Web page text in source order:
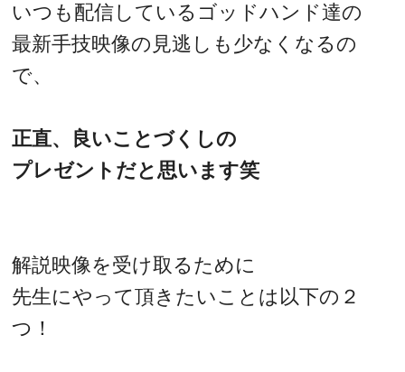
いつも配信しているゴッドハンド達の
最新手技映像の見逃しも少なくなるの
で、
正直、良いことづくしの
プレゼントだと思います笑
解説映像を受け取るために
先生にやって頂きたいことは以下の２
つ！